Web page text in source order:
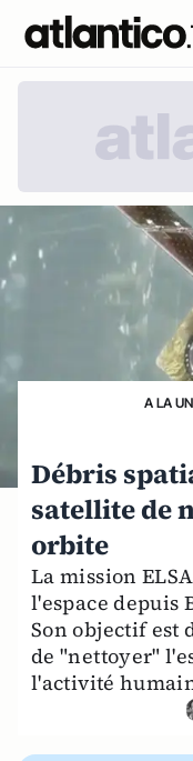
A LA
Débris
satellite de
orbite
La mission
l'espace depuis
Son objectif est
de "nettoyer"
l'activité